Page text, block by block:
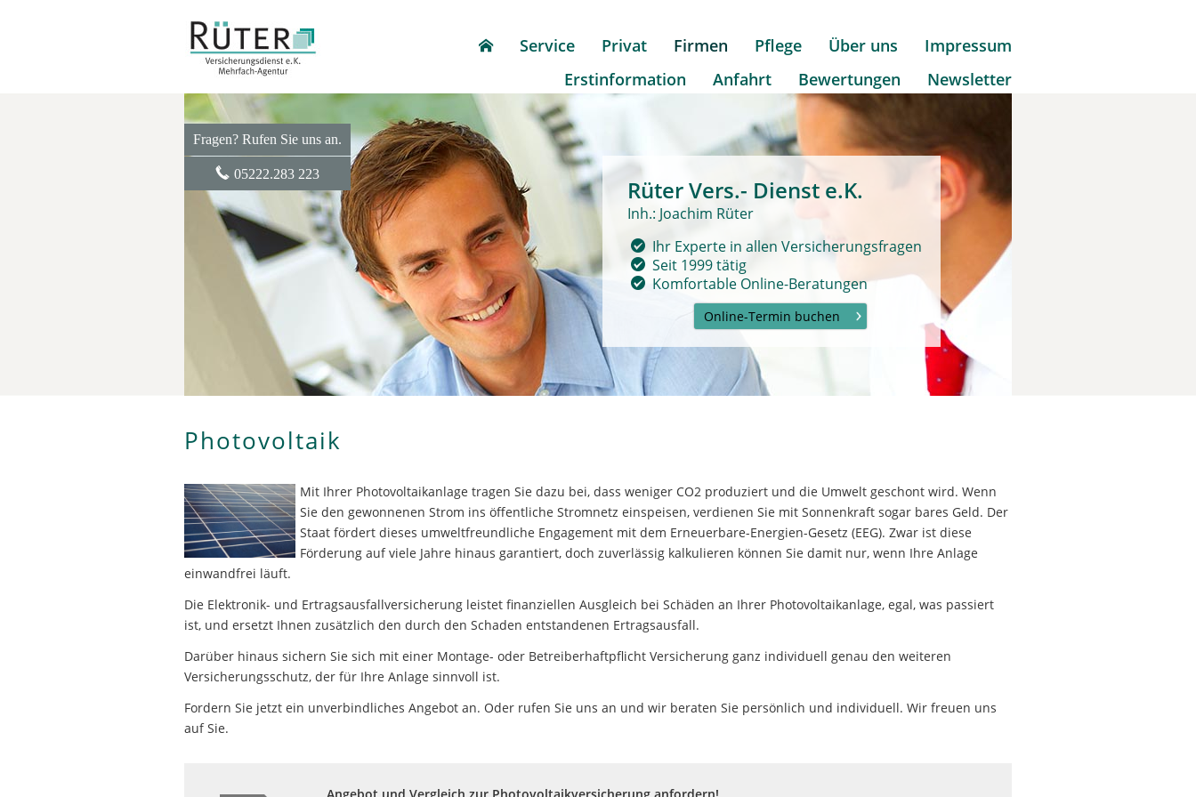
Service Privat Firmen Pflege Über uns
Impressum
Erstinformation
Anfahrt Bewertungen Newsletter
Fragen? Rufen Sie uns an.
05222.283 223
Rüter Vers.- Dienst e.K.
Inh.: Joachim Rüter
Ihr Experte in allen Versicherungsfragen
Seit 1999 tätig
Komfortable Online-Beratungen
Online-Termin buchen
Photovoltaik
Mit Ihrer Photovoltaikanlage tragen Sie dazu bei, dass weniger CO2 produziert und die Umwelt geschont wird. Wenn
Sie den gewonnenen Strom ins öffentliche Stromnetz einspeisen, verdienen Sie mit Sonnenkraft sogar bares Geld. Der
Staat fördert dieses umweltfreundliche Engagement mit dem Erneuerbare-Energien-Gesetz (EEG). Zwar ist diese
Förderung auf viele Jahre hinaus garantiert, doch zuverlässig kalkulieren können Sie damit nur, wenn Ihre Anlage
einwandfrei läuft.
Die Elektronik- und Ertragsausfallversicherung leistet finanziellen Ausgleich bei Schäden an Ihrer Photovoltaikanlage, egal, was passiert
ist, und ersetzt Ihnen zusätzlich den durch den Schaden entstandenen Ertragsausfall.
Darüber hinaus sichern Sie sich mit einer Montage- oder Betreiberhaftpflicht Versicherung ganz individuell genau den weiteren
Versicherungsschutz, der für Ihre Anlage sinnvoll ist.
Fordern Sie jetzt ein unverbindliches Angebot an. Oder rufen Sie uns an und wir beraten Sie persönlich und individuell. Wir freuen uns
auf Sie.